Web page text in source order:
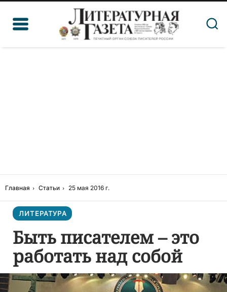
Главная Статьи 25 мая 2016 г.
ЛИТЕРАТУРА
Быть писателем – это
работать над собой